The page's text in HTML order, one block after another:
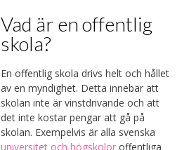
Vad är en offentlig
skola?
En offentlig skola drivs helt och hållet
av en myndighet. Detta innebär att
skolan inte är vinstdrivande och att
det inte kostar pengar att gå på
skolan. Exempelvis är alla svenska
universitet och högskoloroffentliga